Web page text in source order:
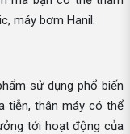
máy bơm Hanil.
sử dụng phổ biến
tiễn, thân máy có thể
tới hoạt động của